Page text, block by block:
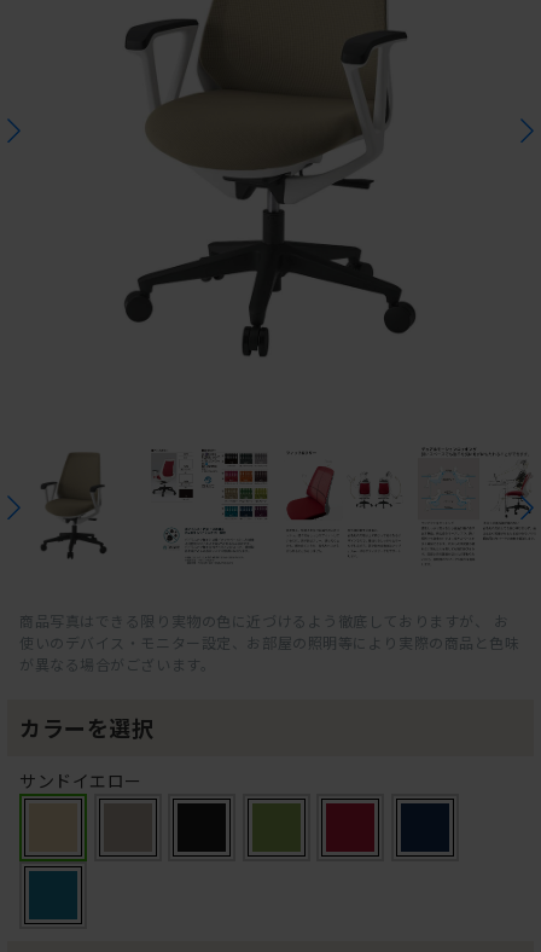
商品写真はできる限り実物の色に近づけるよう徹底しておりますが、 お
使いのデバイス・モニター設定、お部屋の照明等により実際の商品と色味
が異なる場合がございます。
カラーを選択
サンドイエロー